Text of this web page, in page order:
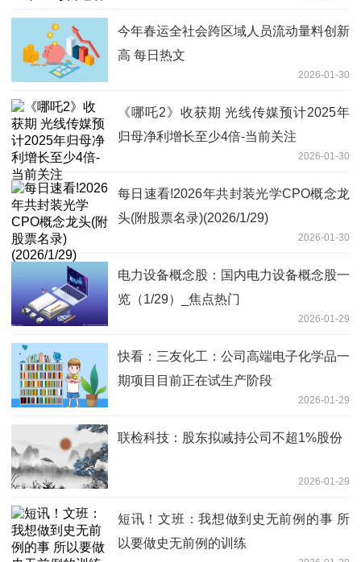
今年春运全社会跨区域人员流动量料创新
高 每日热文
2026-01-30
《哪吒2》收获期 光线传媒预计2025年
归母净利增长至少4倍-当前关注
2026-01-30
每日速看!2026年共封装光学CPO概念龙
头(附股票名录)(2026/1/29)
2026-01-30
电力设备概念股：国内电力设备概念股一
览（1/29）_焦点热门
2026-01-29
快看：三友化工：公司高端电子化学品一
期项目目前正在试生产阶段
2026-01-29
联检科技：股东拟减持公司不超1%股份
2026-01-29
短讯！文班：我想做到史无前例的事 所
以要做史无前例的训练